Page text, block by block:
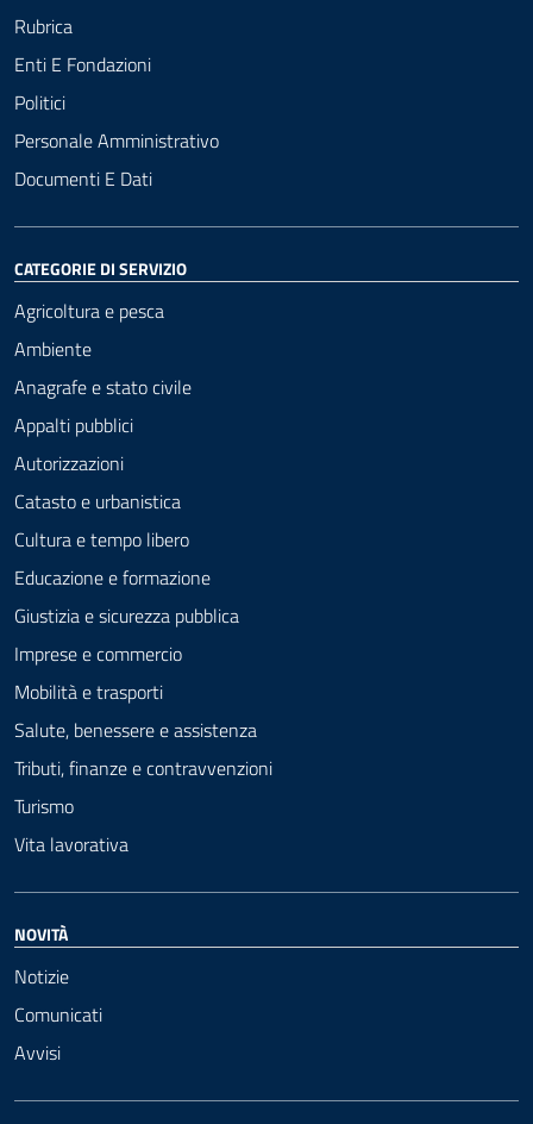
Rubrica
Enti E Fondazioni
Politici
Personale Amministrativo
Documenti E Dati
CATEGORIE DI SERVIZIO
Agricoltura e pesca
Ambiente
Anagrafe e stato civile
Appalti pubblici
Autorizzazioni
Catasto e urbanistica
Cultura e tempo libero
Educazione e formazione
Giustizia e sicurezza pubblica
Imprese e commercio
Mobilità e trasporti
Salute, benessere e assistenza
Tributi, finanze e contravvenzioni
Turismo
Vita lavorativa
NOVITÀ
Notizie
Comunicati
Avvisi